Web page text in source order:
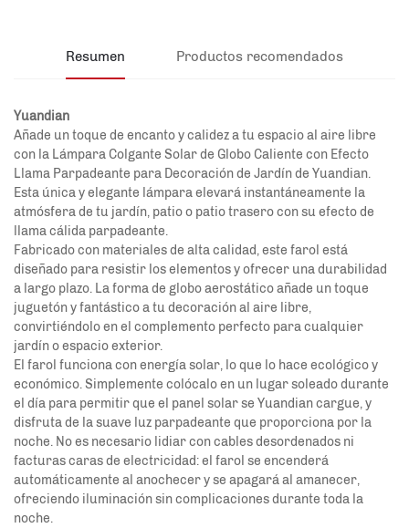
Resumen Productos recomendados
Yuandian
Añade un toque de encanto y calidez a tu espacio al aire libre
con la Lámpara Colgante Solar de Globo Caliente con Efecto
Llama Parpadeante para Decoración de Jardín de Yuandian.
Esta única y elegante lámpara elevará instantáneamente la
atmósfera de tu jardín, patio o patio trasero con su efecto de
llama cálida parpadeante.
Fabricado con materiales de alta calidad, este farol está
diseñado para resistir los elementos y ofrecer una durabilidad
a largo plazo. La forma de globo aerostático añade un toque
juguetón y fantástico a tu decoración al aire libre,
convirtiéndolo en el complemento perfecto para cualquier
jardín o espacio exterior.
El farol funciona con energía solar, lo que lo hace ecológico y
económico. Simplemente colócalo en un lugar soleado durante
el día para permitir que el panel solar se Yuandiancargue, y
disfruta de la suave luz parpadeante que proporciona por la
noche. No es necesario lidiar con cables desordenados ni
facturas caras de electricidad: el farol se encenderá
automáticamente al anochecer y se apagará al amanecer,
ofreciendo iluminación sin complicaciones durante toda la
noche.